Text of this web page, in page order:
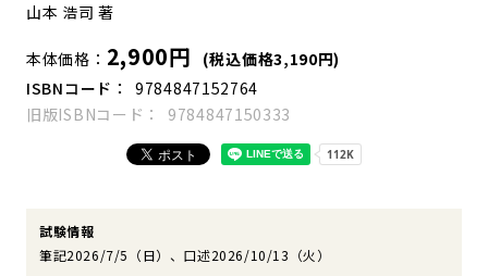
山本 浩司 著
本体価格 2,900円
(税込価格3,190円)
ISBNコード
9784847152764
旧版ISBNコード
9784847150333
試験情報
筆記2026/7/5（日）、口述2026/10/13（火）